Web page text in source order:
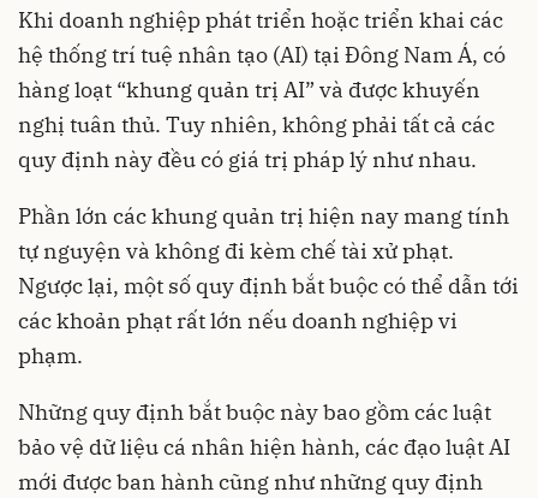
Khi doanh nghiệp phát triển hoặc triển khai các
hệ thống trí tuệ nhân tạo (AI) tại Đông Nam Á, có
hàng loạt “khung quản trị AI” và được khuyến
nghị tuân thủ. Tuy nhiên, không phải tất cả các
quy định này đều có giá trị pháp lý như nhau.
Phần lớn các khung quản trị hiện nay mang tính
tự nguyện và không đi kèm chế tài xử phạt.
Ngược lại, một số quy định bắt buộc có thể dẫn tới
các khoản phạt rất lớn nếu doanh nghiệp vi
phạm.
Những quy định bắt buộc này bao gồm các luật
bảo vệ dữ liệu cá nhân hiện hành, các đạo luật AI
mới được ban hành cũng như những quy định